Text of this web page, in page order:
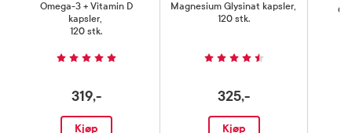
Omega-3 + Vitamin D
kapsler,
120 stk.
319,-
Kjøp
Magnesium Glysinat kapsler,
120 stk.
325,-
Kjøp